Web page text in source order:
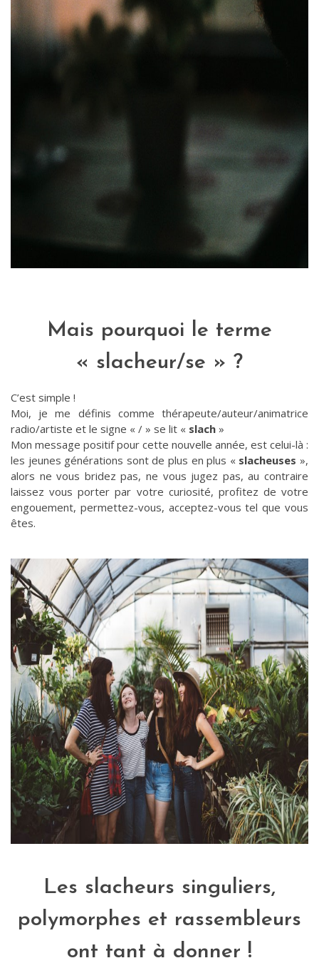
Mais pourquoi le terme
« slacheur/se » ?
C’est simple !
Moi, je me définis comme thérapeute/auteur/animatrice
radio/artiste et le signe « / » se lit « slach »
Mon message positif pour cette nouvelle année, est celui-là :
les jeunes générations sont de plus en plus « slacheuses »,
alors ne vous bridez pas, ne vous jugez pas, au contraire
laissez vous porter par votre curiosité, profitez de votre
engouement, permettez-vous, acceptez-vous tel que vous
êtes.
Les slacheurs singuliers,
polymorphes et rassembleurs
ont tant à donner !